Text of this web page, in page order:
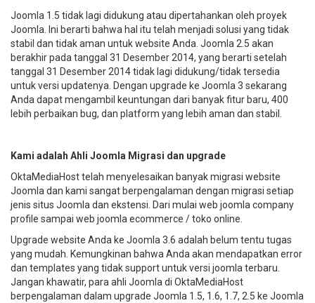
Joomla 1.5 tidak lagi didukung atau dipertahankan oleh proyek
Joomla. Ini berarti bahwa hal itu telah menjadi solusi yang tidak
stabil dan tidak aman untuk website Anda. Joomla 2.5 akan
berakhir pada tanggal 31 Desember 2014, yang berarti setelah
tanggal 31 Desember 2014 tidak lagi didukung/tidak tersedia
untuk versi updatenya. Dengan upgrade ke Joomla 3 sekarang
Anda dapat mengambil keuntungan dari banyak fitur baru, 400
lebih perbaikan bug, dan platform yang lebih aman dan stabil.
Kami adalah Ahli Joomla Migrasi dan upgrade
OktaMediaHost telah menyelesaikan banyak migrasi website
Joomla dan kami sangat berpengalaman dengan migrasi setiap
jenis situs Joomla dan ekstensi. Dari mulai web joomla company
profile sampai web joomla ecommerce / toko online.
Upgrade website Anda ke Joomla 3.6 adalah belum tentu tugas
yang mudah. Kemungkinan bahwa Anda akan mendapatkan error
dan templates yang tidak support untuk versi joomla terbaru.
Jangan khawatir, para ahli Joomla di OktaMediaHost
berpengalaman dalam upgrade Joomla 1.5, 1.6, 1.7, 2.5 ke Joomla